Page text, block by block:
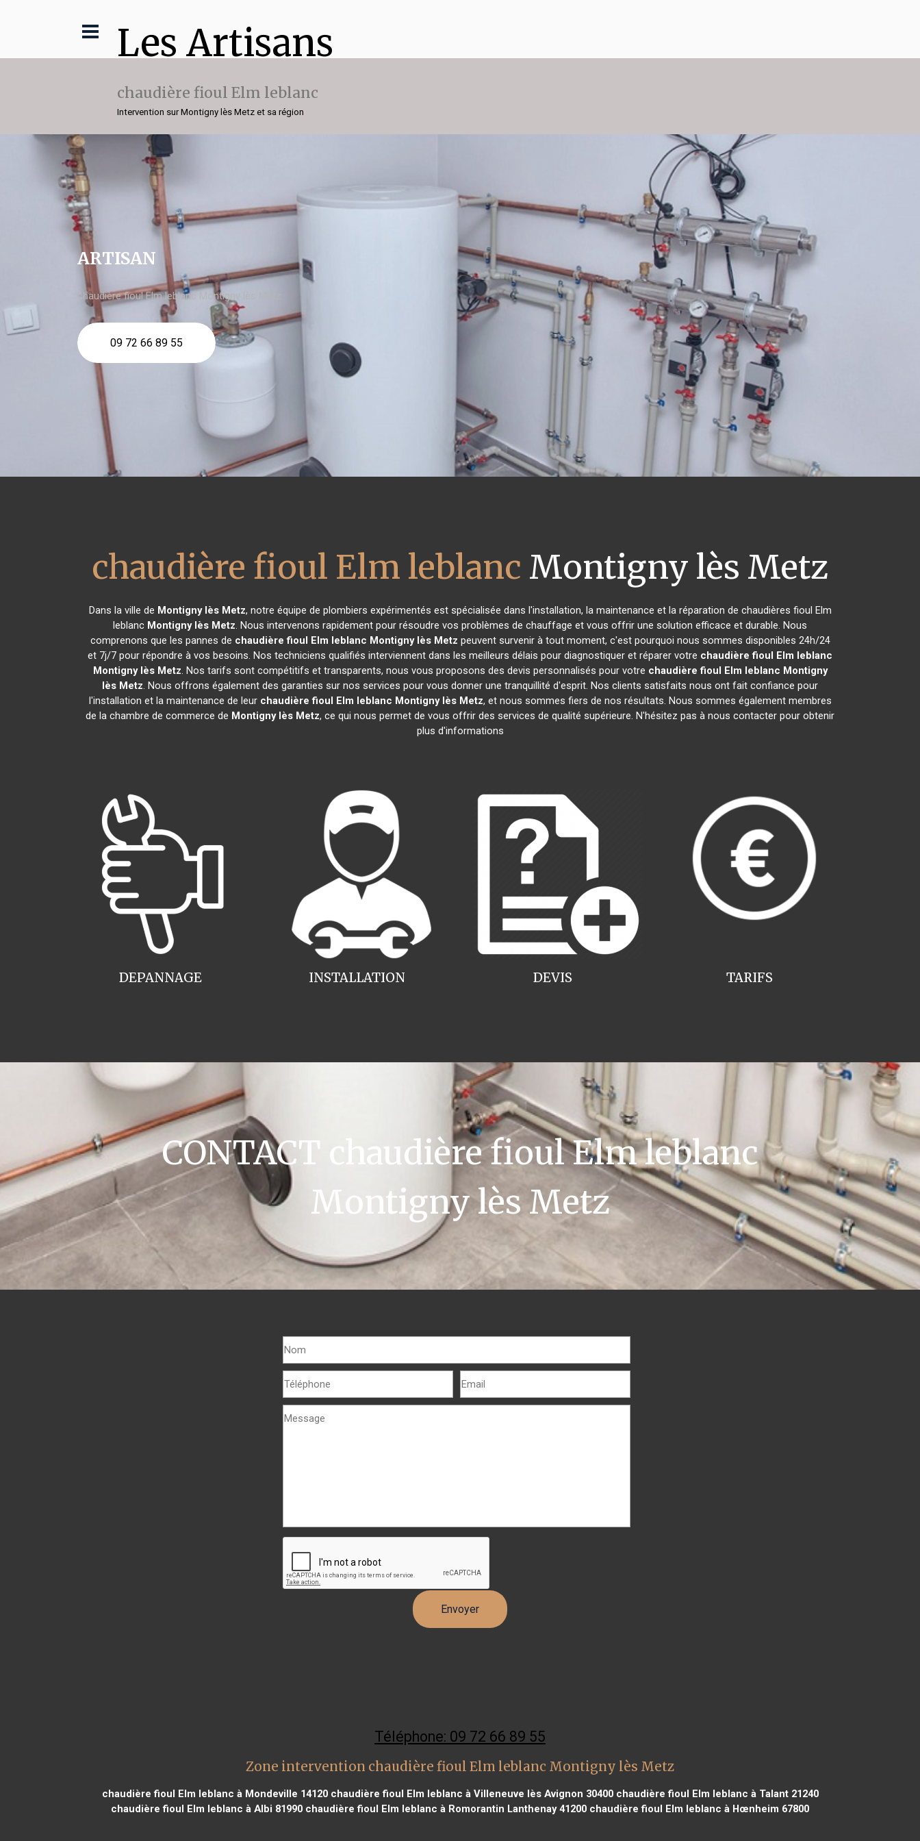
Les Artisans
chaudière fioul Elm leblanc
Intervention sur Montigny lès Metz et sa région
ARTISAN
chaudière fioul Elm leblanc Montigny lès Metz
09 72 66 89 55
chaudière fioul Elm leblanc Montigny lès Metz
Dans la ville de Montigny lès Metz, notre équipe de plombiers expérimentés est spécialisée dans l'installation, la maintenance et la réparation de chaudières fioul Elm
leblanc Montigny lès Metz. Nous intervenons rapidement pour résoudre vos problèmes de chauffage et vous offrir une solution efficace et durable. Nous
comprenons que les pannes de chaudière fioul Elm leblanc Montigny lès Metz peuvent survenir à tout moment, c'est pourquoi nous sommes disponibles 24h/24
et 7j/7 pour répondre à vos besoins. Nos techniciens qualifiés interviennent dans les meilleurs délais pour diagnostiquer et réparer votre chaudière fioul Elm leblanc
Montigny lès Metz. Nos tarifs sont compétitifs et transparents, nous vous proposons des devis personnalisés pour votre chaudière fioul Elm leblanc Montigny
lès Metz. Nous offrons également des garanties sur nos services pour vous donner une tranquillité d'esprit. Nos clients satisfaits nous ont fait confiance pour
l'installation et la maintenance de leur chaudière fioul Elm leblanc Montigny lès Metz, et nous sommes fiers de nos résultats. Nous sommes également membres
de la chambre de commerce de Montigny lès Metz, ce qui nous permet de vous offrir des services de qualité supérieure. N'hésitez pas à nous contacter pour obtenir
plus d'informations
INSTALLATION
DEPANNAGE TARIFS
DEVIS
CONTACT chaudière fioul Elm leblanc
Montigny lès Metz
Téléphone: 09 72 66 89 55
Zone intervention chaudière fioul Elm leblanc Montigny lès Metz
chaudière fioul Elm leblanc à Mondeville 14120chaudière fioul Elm leblanc à Villeneuve lès Avignon 30400chaudière fioul Elm leblanc à Talant 21240
chaudière fioul Elm leblanc à Albi 81990 chaudière fioul Elm leblanc à Romorantin Lanthenay 41200 chaudière fioul Elm leblanc à Hœnheim 67800